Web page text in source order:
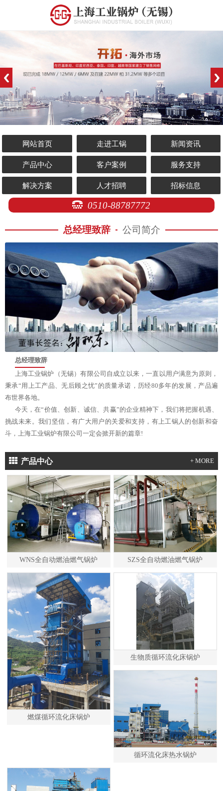
网站首页 走进工锅 新闻资讯
产品中心 客户案例 服务支持
解决方案 人才招聘 招标信息
0510-88787772
总经理致辞 公司简介
总经理致辞
上海工业锅炉（无锡）有限公司自成立以来，一直以用户满意为原则，
秉承“用上工产品、无后顾之忧”的质量承诺，历经80多年的发展，产品遍
布世界各地。
今天，在“价值、创新、诚信、共赢”的企业精神下，我们将把握机遇、
挑战未来。我们坚信，有广大用户的关爱和支持，有上工锅人的创新和奋
斗，上海工业锅炉有限公司一定会掀开新的篇章!
产品中心 + MORE
WNS全自动燃油燃气锅炉 SZS全自动燃油燃气锅炉
燃煤循环流化床锅炉
生物质循环流化床锅炉
循环流化床热水锅炉